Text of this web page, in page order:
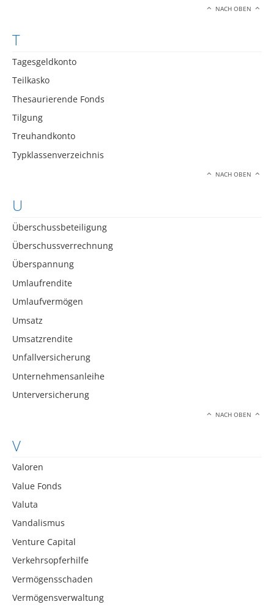
NACH OBEN
T
Tagesgeldkonto
Teilkasko
Thesaurierende Fonds
Tilgung
Treuhandkonto
Typklassenverzeichnis
NACH OBEN
U
Überschussbeteiligung
Überschussverrechnung
Überspannung
Umlaufrendite
Umlaufvermögen
Umsatz
Umsatzrendite
Unfallversicherung
Unternehmensanleihe
Unterversicherung
NACH OBEN
V
Valoren
Value Fonds
Valuta
Vandalismus
Venture Capital
Verkehrsopferhilfe
Vermögensschaden
Vermögensverwaltung